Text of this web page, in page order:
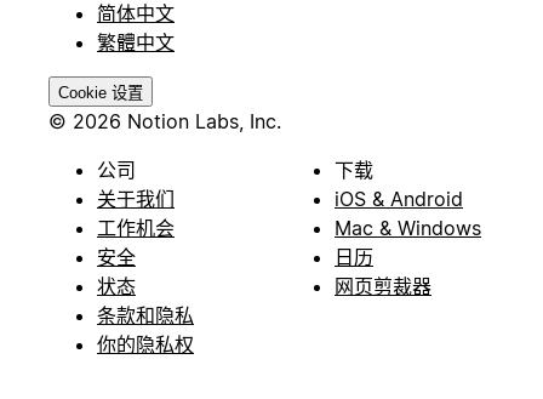
简体中文
繁體中文
Cookie 设置
© 2026 Notion Labs, Inc.
公司
关于我们
工作机会
安全
状态
条款和隐私
你的隐私权
下载
iOS & Android
Mac & Windows
日历
网页剪裁器